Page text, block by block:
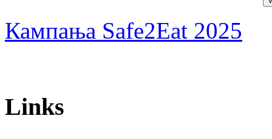
Кампања Safe2Eat 2025
Links